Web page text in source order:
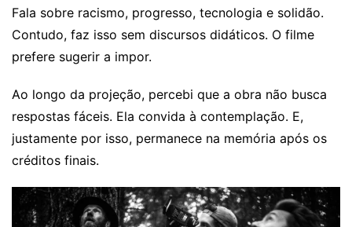
Fala sobre racismo, progresso, tecnologia e solidão.
Contudo, faz isso sem discursos didáticos. O filme
prefere sugerir a impor.
Ao longo da projeção, percebi que a obra não busca
respostas fáceis. Ela convida à contemplação. E,
justamente por isso, permanece na memória após os
créditos finais.